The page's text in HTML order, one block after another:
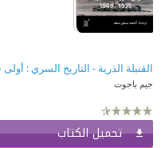
جيم باجوت
تحميل الكتاب